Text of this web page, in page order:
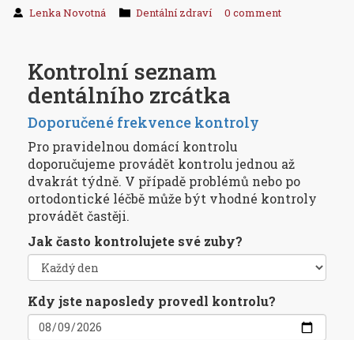
Lenka Novotná Dentální zdraví 0 comment
Kontrolní seznam
dentálního zrcátka
Doporučené frekvence kontroly
Pro pravidelnou domácí kontrolu
doporučujeme provádět kontrolu jednou až
dvakrát týdně. V případě problémů nebo po
ortodontické léčbě může být vhodné kontroly
provádět častěji.
Jak často kontrolujete své zuby?
Kdy jste naposledy provedl kontrolu?